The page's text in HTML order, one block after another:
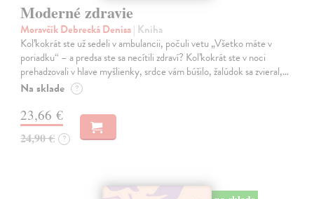
Moderné zdravie
Moravčík Debrecká Denisa| Kniha
Koľkokrát ste už sedeli v ambulancii, počuli vetu „Všetko máte v
poriadku“ – a predsa ste sa necítili zdraví? Koľkokrát ste v noci
prehadzovali v hlave myšlienky, srdce vám búšilo, žalúdok sa zvieral,…
Na sklade ?
23,66 €
24,90 € ?